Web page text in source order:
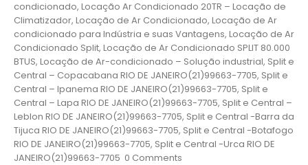
condicionado, Locação Ar Condicionado 20TR – Locação de
Climatizador, Locação de Ar Condicionado, Locação de Ar
condicionado para Indústria e suas Vantagens, Locação de Ar
Condicionado Split, Locação de Ar Condicionado SPLIT 80.000
BTUS, Locação de Ar-condicionado – Solução industrial, Split e
Central – Copacabana RIO DE JANEIRO(21)99663-7705, Split e
Central – Ipanema RIO DE JANEIRO(21)99663-7705, Split e
Central – Lapa RIO DE JANEIRO(21)99663-7705, Split e Central –
Leblon RIO DE JANEIRO(21)99663-7705, Split e Central -Barra da
Tijuca RIO DE JANEIRO(21)99663-7705, Split e Central -Botafogo
RIO DE JANEIRO(21)99663-7705, Split e Central -Urca RIO DE
JANEIRO(21)99663-7705 0 Comments